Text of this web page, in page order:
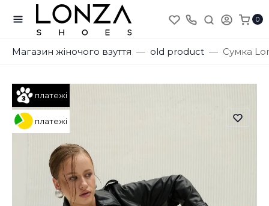
0
Магазин жіночого взуття old product Сумка
платежі
платежі